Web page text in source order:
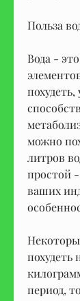
Польза
Вода -
можно
литров
простой -
ваших
похудеть
период,